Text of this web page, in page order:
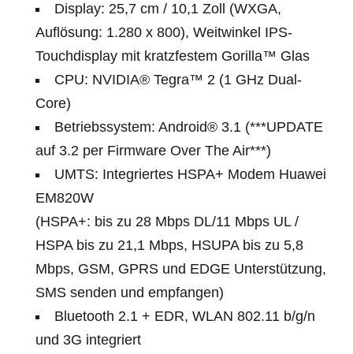
Display: 25,7 cm / 10,1 Zoll (WXGA,
Auflösung: 1.280 x 800), Weitwinkel IPS-
Touchdisplay mit kratzfestem Gorilla™ Glas
CPU: NVIDIA® Tegra™ 2 (1 GHz Dual-
Core)
Betriebssystem: Android® 3.1 (***UPDATE
auf 3.2 per Firmware Over The Air***)
UMTS: Integriertes HSPA+ Modem Huawei
EM820W
(HSPA+: bis zu 28 Mbps DL/11 Mbps UL /
HSPA bis zu 21,1 Mbps, HSUPA bis zu 5,8
Mbps, GSM, GPRS und EDGE Unterstützung,
SMS senden und empfangen)
Bluetooth 2.1 + EDR, WLAN 802.11 b/g/n
und 3G integriert